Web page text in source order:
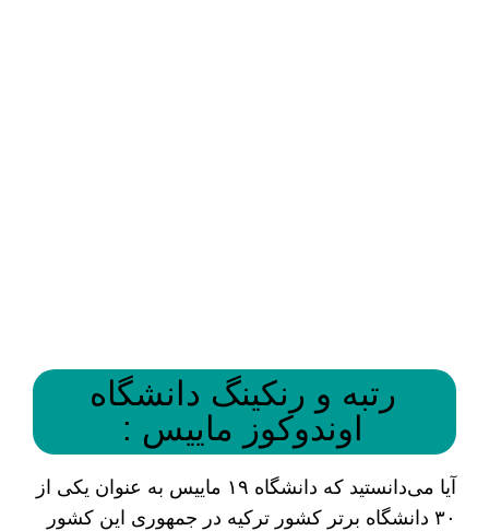
رتبه و رنکینگ دانشگاه
اوندوکوز ماییس :
آیا می‌دانستید که دانشگاه ۱۹ ماییس به عنوان یکی از
۳۰ دانشگاه برتر کشور ترکیه در جمهوری این کشور